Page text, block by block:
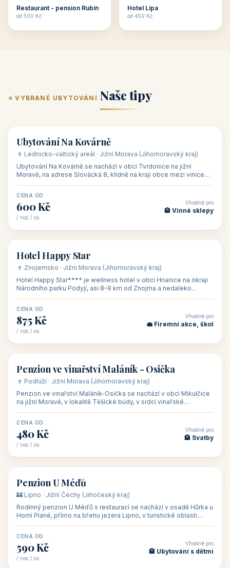
Restaurant - pension Rubín
od 500 Kč
Hotel Lípa
od 450 Kč
⭐ VYBRANÉ UBYTOVÁNÍ Naše tipy
🏡 penzion
Ubytování Na Kovárně
🍷 Lednicko-valtický areál · Jižní Morava (Jihomoravský kraj)
Ubytování Na Kovárně se nachází v obci Tvrdonice na jižní
Moravě, na adrese Slovácká 8, klidně na kraji obce mezi vinicemi,
CENA OD
600 Kč
/ noc / os.
Vhodné pro
🏨 Vinné sklepy
🏨 hotel
Hotel Happy Star
🍷 Znojemsko · Jižní Morava (Jihomoravský kraj)
Hotel Happy Star**** je wellness hotel v obci Hnanice na okraji
Národního parku Podyjí, asi 8–9 km od Znojma a nedaleko
CENA OD
875 Kč
/ noc / os.
Vhodné pro
💼 Firemní akce, škol
🏡 penzion
Penzion ve vinařství Maláník - Osička
🍷 Podluží · Jižní Morava (Jihomoravský kraj)
Penzion ve vinařství Maláník-Osička se nachází v obci Mikulčice
na jižní Moravě, v lokalitě Těšické búdy, v srdci vinařské
CENA OD
480 Kč
/ noc / os.
Vhodné pro
🏨 Svatby
🏡 penzion
Penzion U Méďů
🏰 Lipno · Jižní Čechy (Jihočeský kraj)
Rodinný penzion U Méďů s restaurací se nachází v osadě Hůrka u
Horní Plané, přímo na břehu jezera Lipno, v turistické oblasti
CENA OD
590 Kč
/ noc / os.
Vhodné pro
🏨 Ubytování s dětmi